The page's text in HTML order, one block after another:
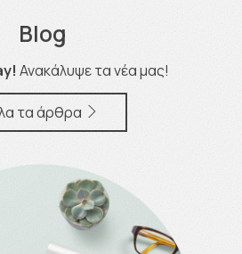
Blog
Ανακάλυψε τα νέα μας!
τα άρθρα